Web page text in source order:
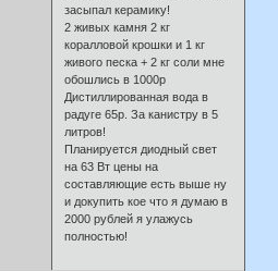
засыпал керамику!
2 живых камня 2 кг
коралловой крошки и 1 кг
живого песка + 2 кг соли мне
обошлись в 1000р
Дистиллированная вода в
радуге 65р. За канистру в 5
литров!
Планируется диодный свет
на 63 Вт цены на
составляющие есть выше ну
и докупить кое что я думаю в
2000 рублей я улажусь
полностью!